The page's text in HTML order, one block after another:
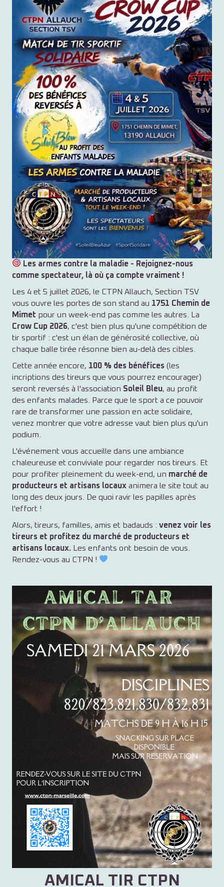
Les armes contre la maladie - Rejoignez-nous
comme spectateur, là où ça compte vraiment !
Les 4 et 5 juillet 2026, le CTPN Allauch, Section TSV
vous ouvre les portes de son stand au 1751 Chemin de
Mimet pour un week-end pas comme les autres. La
Crow Cup 2026, c'est bien plus qu'une compétition de
tir sportif : c'est un élan de générosité collective, où
chaque balle tirée résonne bien au-delà des cibles.
Cette année encore, 100 % des bénéfices (les
incriptions des tireurs que vous pourrez encourager)
seront reversés à l'association Soleil Bleu, au profit
des enfants malades. Parce que le sport a ce pouvoir
rare de transformer une passion en acte solidaire,
venez montrer que votre adresse vaut bien plus qu'un
podium.
L'événement vous accueille dans une ambiance
chaleureuse et conviviale pour regarder nos tireurs. Et
pour profiter pleinement du week-end, un marché de
producteurs et artisans locaux animera le site tout au
long des deux jours. De quoi ravir les papilles après
l'effort !
Alors, tireurs, familles, amis et badauds : venez voir les
tireurs et profitez du marché de producteurs et
artisans locaux. Les enfants ont besoin de vous.
Rendez-vous au CTPN !
AMICAL TIR CTPN